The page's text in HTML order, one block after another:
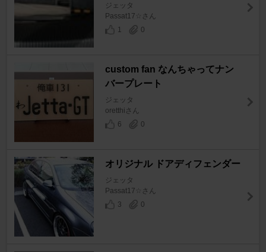
ジェッタ
Passat17☆さん
1
0
custom fan なんちゃってナン
バープレート
ジェッタ
oretthiさん
6
0
オリジナル ドアディフェンダー
ジェッタ
Passat17☆さん
3
0